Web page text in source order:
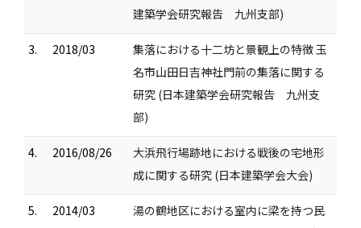
建築学会研究報告 九州支部)
3. 2018/03
集落における十二坊と景観上の特徴 玉
名市山田日吉神社門前の集落に関する
研究 (日本建築学会研究報告 九州支
部)
4. 2016/08/26
大浜飛行場跡地における戦後の宅地形
成に関する研究 (日本建築学会大会)
5. 2014/03
湯の鶴地区における室内に梁を持つ民